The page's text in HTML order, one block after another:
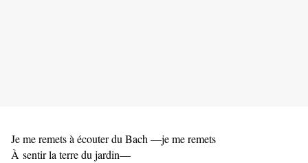
Je me remets à écouter du Bach —je me remets
À sentir la terre du jardin—